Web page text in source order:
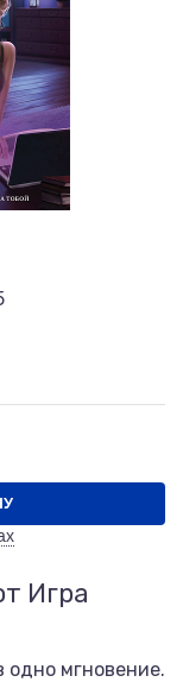
Игра
одно мгновение.